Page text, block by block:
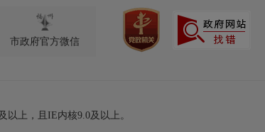
市政府官方微信
以上，且IE内核9.0及以上。